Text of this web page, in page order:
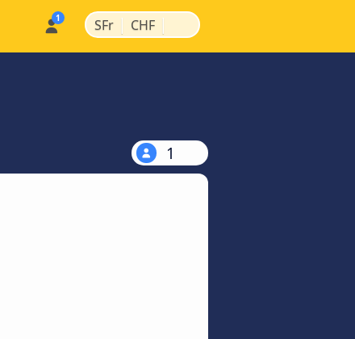
SFr | CHF |
1